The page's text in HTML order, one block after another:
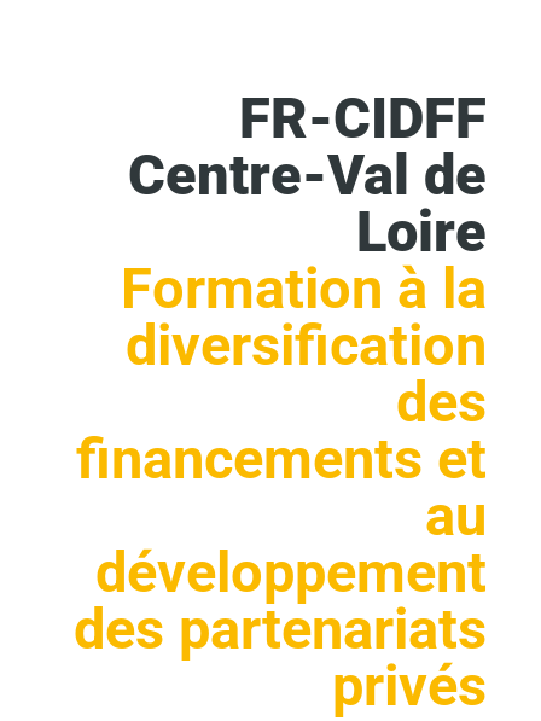
FR-CIDFF
Centre-Val de
Loire
Formation à la
diversification
des
financements et
au
développement
des partenariats
privés